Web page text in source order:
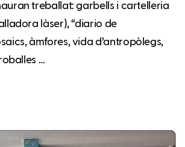
treballat: garbells i cartelleria
làser), “diario de
àmfores, vida d’antropòlegs,
…